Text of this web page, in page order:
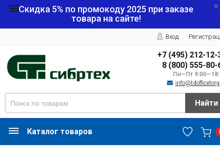
Скидка 5% по промокоду 2025 при заказе
товара на сайте!
Вход
+7 (495) 212-12-
8 (800) 555-80-
Пн—Пт
Найти
Каталог товаров